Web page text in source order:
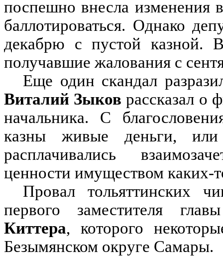
поспешно внесла изменения
баллотироваться. Однако
декабрю с пустой казной.
получавшие жалования с
Еще один скандал
Виталий Зыков рассказал о
начальника. С
казны живые деньги,
расплачивались
ценности имуществом
Провал тольяттинских
первого заместителя
Киттера, которого
Безымянском округе Самары.